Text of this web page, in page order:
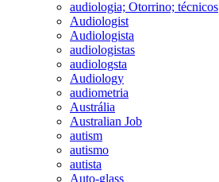
audiologia; Otorrino; técnicos
Audiologist
Audiologista
audiologistas
audiologsta
Audiology
audiometria
Austrália
Australian Job
autism
autismo
autista
Auto-glass